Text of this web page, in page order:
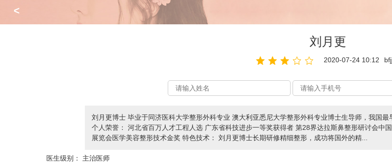
<
刘月更
2020-07-24 10:12
刘月更博士 毕业于同济医科大学整形外科专业 澳大利亚悉尼大学整形外科专业博士生导师，我国
个人荣誉： 河北省百万人才工程人选 广东省科技进步一等奖获得者 第28界达拉斯鼻整形研讨会中
展览会医学美容整形技术金奖 特色技术： 刘月更博士长期研修精细整形，成功将国外的精...
医生级别：
主治医师